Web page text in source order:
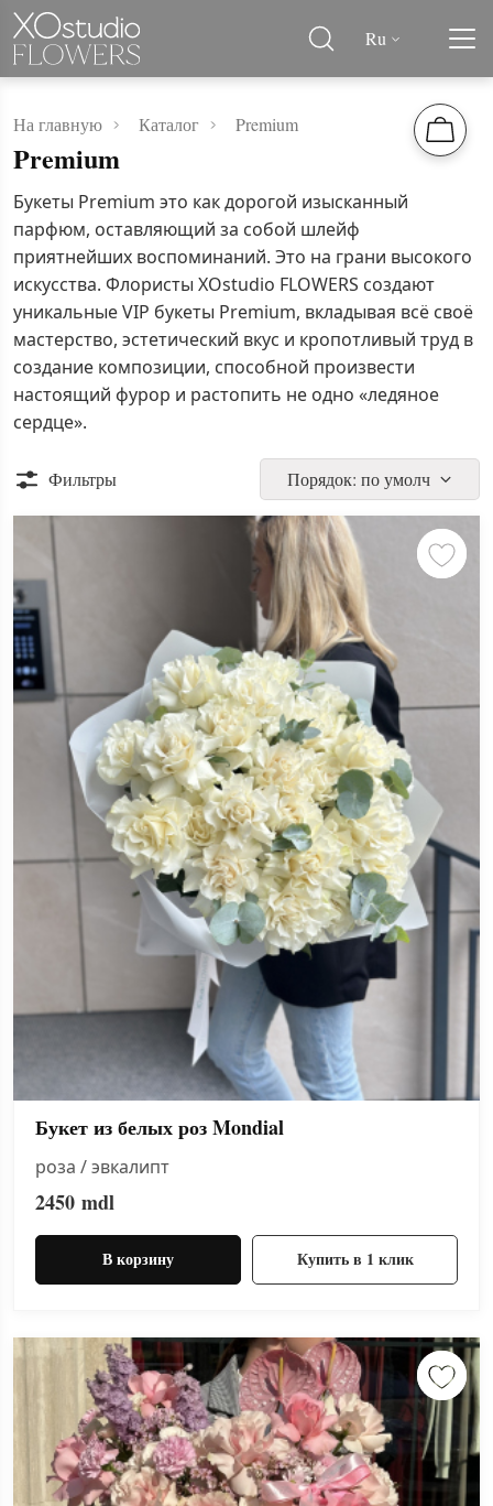
Ru
На главную Каталог Premium
Premium
Букеты Premium это как дорогой изысканный
парфюм, оставляющий за собой шлейф
приятнейших воспоминаний. Это на грани высокого
искусства. Флористы XOstudio FLOWERS создают
уникальные VIP букеты Premium, вкладывая всё своё
мастерство, эстетический вкус и кропотливый труд в
создание композиции, способной произвести
настоящий фурор и растопить не одно «ледяное
сердце».
Фильтры
Букет из белых роз Mondial
роза / эвкалипт
2450 mdl
В корзину Купить в 1 клик